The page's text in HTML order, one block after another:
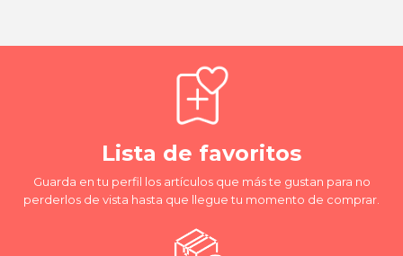
Lista de favoritos
Guarda en tu perfil los artículos que más te gustan para no
perderlos de vista hasta que llegue tu momento de comprar.